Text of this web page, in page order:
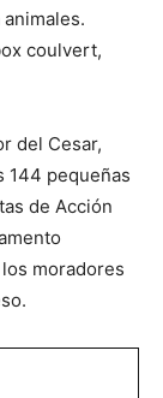
coulvert,
del Cesar,
144 pequeñas
de Acción
moradores